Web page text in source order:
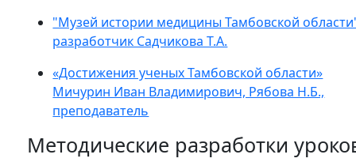
"Музей истории медицины Тамбовской
разработчик Садчикова Т.А.
«Достижения ученых Тамбовской области»
Мичурин Иван Владимирович, Рябова Н.Б.,
преподаватель
Методические разработки